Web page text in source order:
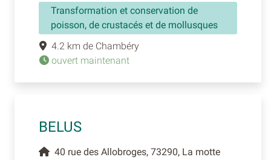
Transformation et conservation de
poisson, de crustacés et de mollusques
4.2 km de Chambéry
ouvert maintenant
BELUS
40 rue des Allobroges, 73290, La motte